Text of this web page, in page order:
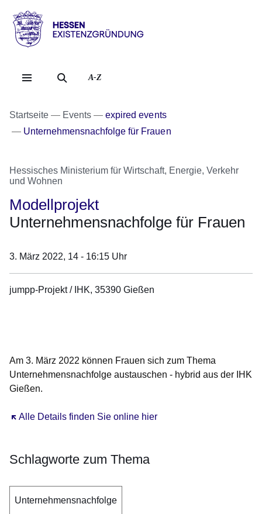
Direkt zum Kopf der
Direkt zum Inhalt
Direkt zum Fuß der
Hessen
Existenzgründung
A-Z
Startseite Events
expired events
Unternehmensnachfolge für Frauen
Hessisches Ministerium für Wirtschaft, Energie, Verkehr
und Wohnen
Modellprojekt
Unternehmensnachfolge für Frauen
3. März 2022, 14 - 16:15 Uhr
jumpp-Projekt / IHK, 35390 Gießen
Am 3. März 2022 können Frauen sich zum Thema
Unternehmensnachfolge austauschen - hybrid aus der IHK
Gießen.
Alle Details finden Sie online hier
Öffnet sich in einem neuen Fenster
Schlagworte zum Thema
Unternehmensnachfolge